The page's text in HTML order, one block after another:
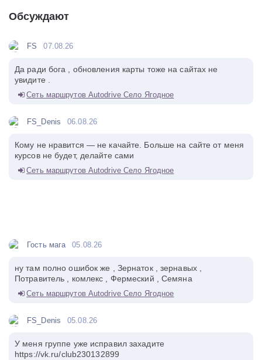
Обсуждают
FS 07.08.26
Да ради бога , обновления карты тоже на сайтах не
увидите .
Сеть маршрутов Autodrive Село Ягодное
FS_Denis 06.08.26
Кому не нравится — не качайте. Больше на сайте от меня
курсов не будет, делайте сами
Сеть маршрутов Autodrive Село Ягодное
Гость мага 05.08.26
ну там полно ошибок же , Зернаток , зернавых ,
Потравитель , комлекс , Фермеский , Семяна
Сеть маршрутов Autodrive Село Ягодное
FS_Denis 05.08.26
У меня группе уже исправил захадите
https://vk.ru/club230132899